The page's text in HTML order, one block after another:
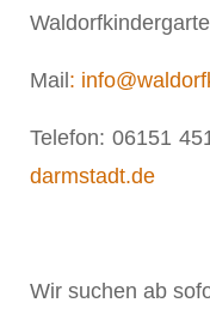
Mail :
Telefon: 06151
darmstadt.de
Wir suchen ab